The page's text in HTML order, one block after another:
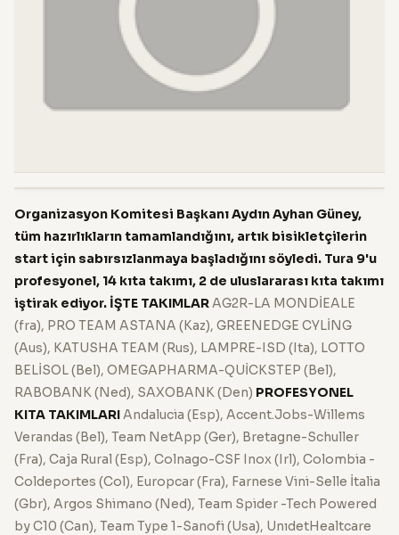
Organizasyon Komitesi Başkanı Aydın Ayhan Güney,
tüm hazırlıkların tamamlandığını, artık bisikletçilerin
start için sabırsızlanmaya başladığını söyledi. Tura 9'u
profesyonel, 14 kıta takımı, 2 de uluslararası kıta takımı
iştirak ediyor. İŞTE TAKIMLAR AG2R-LA MONDİEALE
(fra), PRO TEAM ASTANA (Kaz), GREENEDGE CYLİNG
(Aus), KATUSHA TEAM (Rus), LAMPRE-ISD (Ita), LOTTO
BELİSOL (Bel), OMEGAPHARMA-QUİCKSTEP (Bel),
RABOBANK (Ned), SAXOBANK (Den) PROFESYONEL
KITA TAKIMLARI Andalucia (Esp), Accent.Jobs-Willems
Verandas (Bel), Team NetApp (Ger), Bretagne-Schuller
(Fra), Caja Rural (Esp), Colnago-CSF Inox (Irl), Colombia -
Coldeportes (Col), Europcar (Fra), Farnese Vini-Selle İtalia
(Gbr), Argos Shimano (Ned), Team Spider -Tech Powered
by C10 (Can), Team Type 1-Sanofi (Usa), UnıdetHealtcare